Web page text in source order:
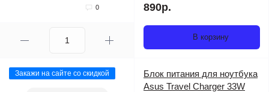
0 890р.
В корзину
Закажи на сайте со скидкой
Блок питания для ноутбука
Asus Travel Charger 33W